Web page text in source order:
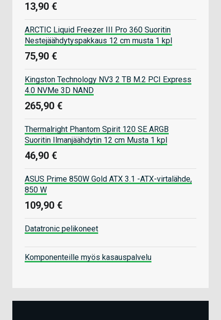
13,90 €
ARCTIC Liquid Freezer III Pro 360 Suoritin
Nestejäähdytyspakkaus 12 cm musta 1 kpl
75,90 €
Kingston Technology NV3 2 TB M.2 PCI Express
4.0 NVMe 3D NAND
265,90 €
Thermalright Phantom Spirit 120 SE ARGB
Suoritin Ilmanjäähdytin 12 cm Musta 1 kpl
46,90 €
ASUS Prime 850W Gold ATX 3.1 -ATX-virtalähde,
850 W
109,90 €
Datatronic pelikoneet
Komponenteille myös kasauspalvelu